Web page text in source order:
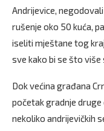
Andrijevice,
rušenje oko 50 kuća,
iseliti mještane tog
sve kako bi se što
Dok većina građana
početak gradnje
nekoliko andrijevičkih